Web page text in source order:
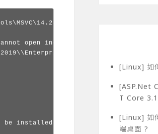
open include file: 'openssl/
be installed directly
[Linux] 如
[ASP.Net
T Core
[Linux] 如
端桌面 ?